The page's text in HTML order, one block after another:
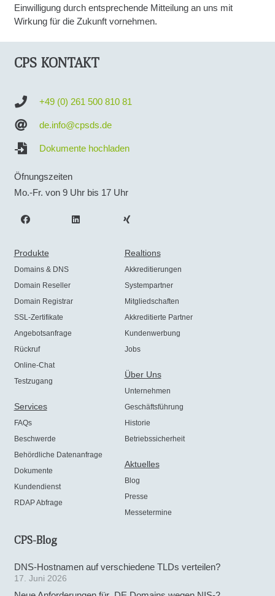
Einwilligung durch entsprechende Mitteilung an uns mit
Wirkung für die Zukunft vornehmen.
CPS KONTAKT
+49 (0) 261 500 810 81
de.info@cpsds.de
Dokumente hochladen
Öfnungszeiten
Mo.-Fr. von 9 Uhr bis 17 Uhr
Produkte
Domains & DNS
Domain Reseller
Domain Registrar
SSL-Zertifikate
Angebotsanfrage
Rückruf
Online-Chat
Testzugang
Services
FAQs
Beschwerde
Behördliche Datenanfrage
Dokumente
Kundendienst
RDAP Abfrage
Realtions
Akkreditierungen
Systempartner
Mitgliedschaften
Akkreditierte Partner
Kundenwerbung
Jobs
Über Uns
Unternehmen
Geschäftsführung
Historie
Betriebssicherheit
Aktuelles
Blog
Presse
Messetermine
CPS-Blog
DNS-Hostnamen auf verschiedene TLDs verteilen?
17. Juni 2026